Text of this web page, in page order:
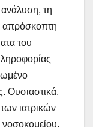
τη
απρόσκοπτη
του
. Ουσιαστικά,
ιατρικών